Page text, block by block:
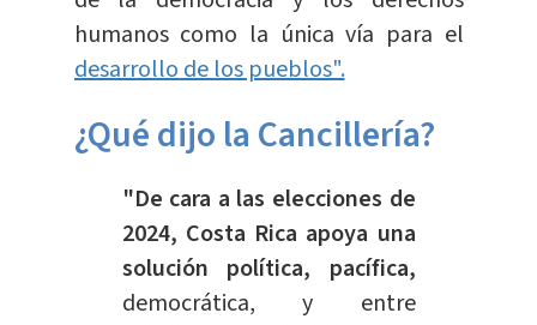
humanos como la única vía para el
desarrollo de los pueblos".
¿Qué dijo la Cancillería?
"De cara a las elecciones de
2024, Costa Rica apoya una
solución política, pacífica,
democrática, y entre